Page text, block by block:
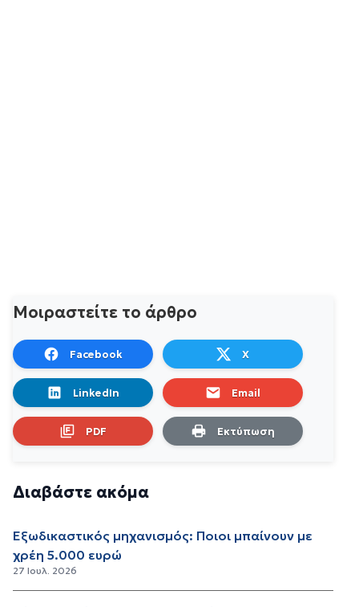
Μοιραστείτε το άρθρο
Facebook X
LinkedIn Email
PDF Εκτύπωση
Διαβάστε ακόμα
Εξωδικαστικός μηχανισμός: Ποιοι μπαίνουν με
χρέη 5.000 ευρώ
27 Ιουλ. 2026